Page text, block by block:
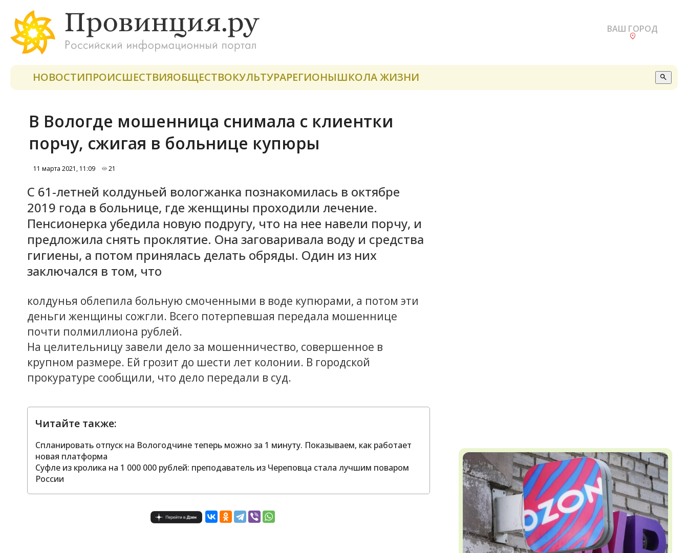
ВАШ ГОРОД
НОВОСТИПРОИСШЕСТВИЯОБЩЕСТВОКУЛЬТУРАРЕГИОНЫШКОЛА ЖИЗНИ
В Вологде мошенница снимала с клиентки
порчу, сжигая в больнице купюры
11 марта 2021, 11:09 21
С 61-летней колдуньей вологжанка познакомилась в октябре
2019 года в больнице, где женщины проходили лечение.
Пенсионерка убедила новую подругу, что на нее навели порчу, и
предложила снять проклятие. Она заговаривала воду и средства
гигиены, а потом принялась делать обряды. Один из них
заключался в том, что
колдунья облепила больную смоченными в воде купюрами, а потом эти
деньги женщины сожгли. Всего потерпевшая передала мошеннице
почти полмиллиона рублей.
На целительницу завели дело за мошенничество, совершенное в
крупном размере. Ей грозит до шести лет колонии. В городской
прокуратуре сообщили, что дело передали в суд.
Читайте также:
Спланировать отпуск на Вологодчине теперь можно за 1 минуту. Показываем, как работает
новая платформа
Суфле из кролика на 1 000 000 рублей: преподаватель из Череповца стала лучшим поваром
России